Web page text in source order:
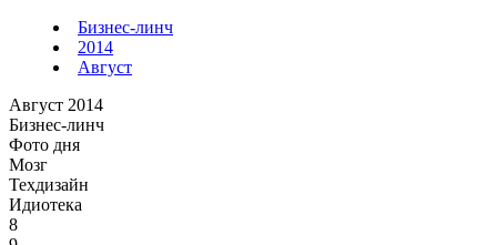
Бизнес-линч
2014
Август
Август 2014
Бизнес-линч
Фото дня
Мозг
Техдизайн
Идиотека
8